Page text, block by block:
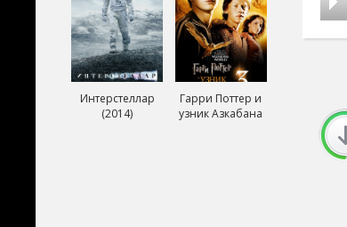
Интерстеллар
(2014)
Гарри Поттер и
узник Азкабана